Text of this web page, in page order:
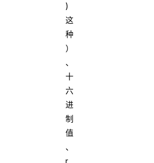
)
这
种
）
、
十
六
进
制
值
、
r